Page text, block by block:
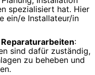
spezialisiert hat. Hier
ein/e Installateur/in
:
sind dafür zuständig,
zu beheben und